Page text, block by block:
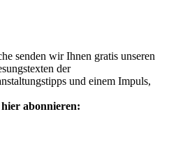
senden wir Ihnen gratis unseren
der
und einem Impuls,
abonnieren: